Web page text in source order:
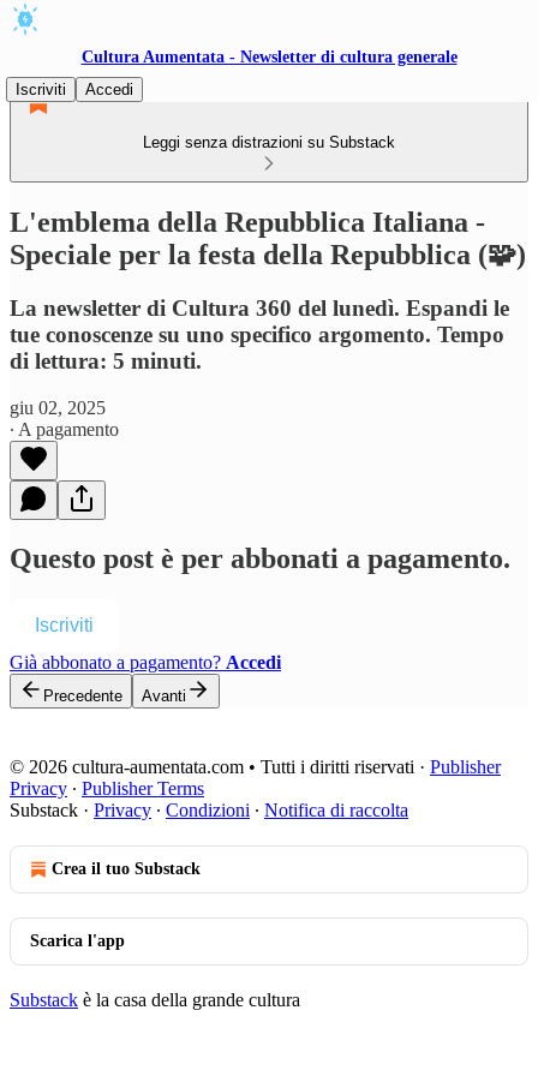
Cultura Aumentata - Newsletter di cultura generale
Iscriviti
Accedi
Leggi senza distrazioni su Substack
L'emblema della Repubblica Italiana -
Speciale per la festa della Repubblica (🧩)
La newsletter di Cultura 360 del lunedì. Espandi le
tue conoscenze su uno specifico argomento. Tempo
di lettura: 5 minuti.
giu 02, 2025
∙ A pagamento
Questo post è per abbonati a pagamento.
Iscriviti
Già abbonato a pagamento? Accedi
Precedente Avanti
© 2026 cultura-aumentata.com • Tutti i diritti riservati · Publisher
Privacy ∙ Publisher Terms
Substack · Privacy ∙ Condizioni ∙ Notifica di raccolta
Crea il tuo Substack
Scarica l'app
Substack è la casa della grande cultura